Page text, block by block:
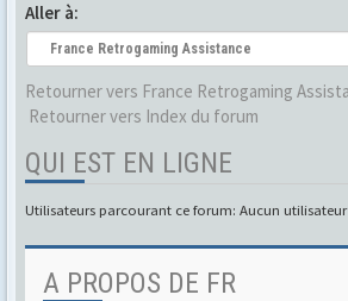
Aller à:
France Retrogaming Assistance
Retourner vers France Retrogaming
Retourner vers Index du forum
QUI EST EN LIGNE
Utilisateurs parcourant ce forum: Aucun
A PROPOS DE FR